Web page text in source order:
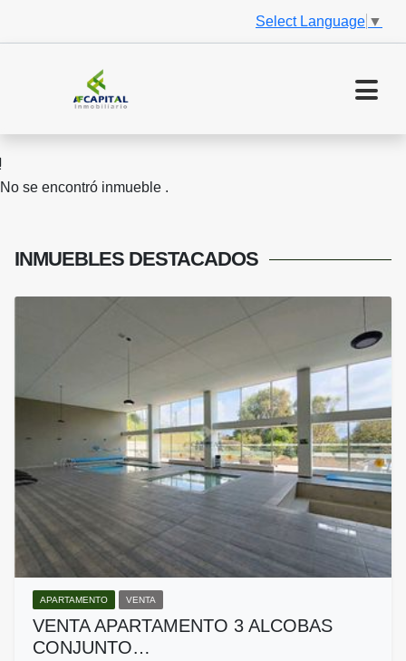
Select Language ▼
No se encontró inmueble .
INMUEBLES DESTACADOS
APARTAMENTO VENTA
VENTA APARTAMENTO 3 ALCOBAS
CONJUNTO…